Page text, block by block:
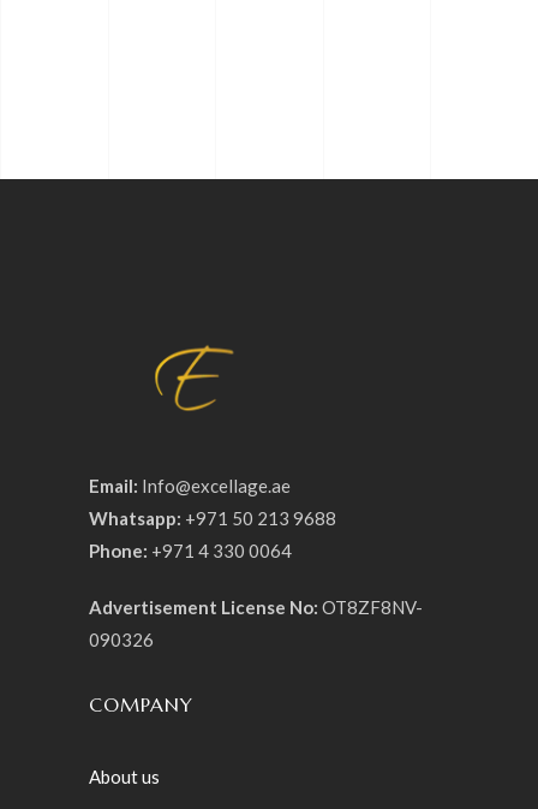
Email: Info@excellage.ae
Whatsapp: +971 50 213 9688
Phone: +971 4 330 0064
Advertisement License No: OT8ZF8NV-
090326
COMPANY
About us